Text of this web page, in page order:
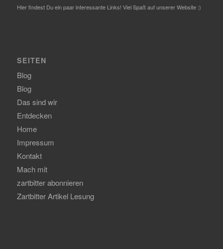
Hier findest Du ein paar interessante Links! Viel Spaß auf unserer Website :)
SEITEN
Blog
Blog
Das sind wir
Entdecken
Home
Impressum
Kontakt
Mach mit
zartbitter abonnieren
Zartbitter Artikel Lesung